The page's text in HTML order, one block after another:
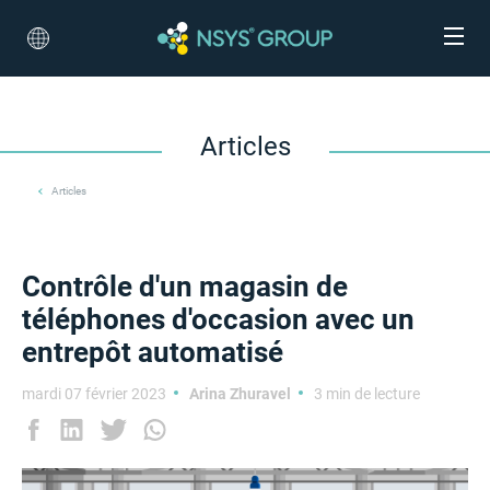
Articles
Articles
Contrôle d'un magasin de
téléphones d'occasion avec un
entrepôt automatisé
mardi 07 février 2023 Arina Zhuravel 3 min de lecture